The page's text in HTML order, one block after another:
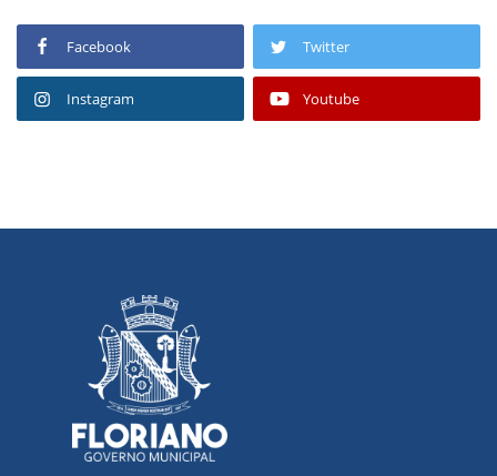
Facebook Twitter
Instagram Youtube